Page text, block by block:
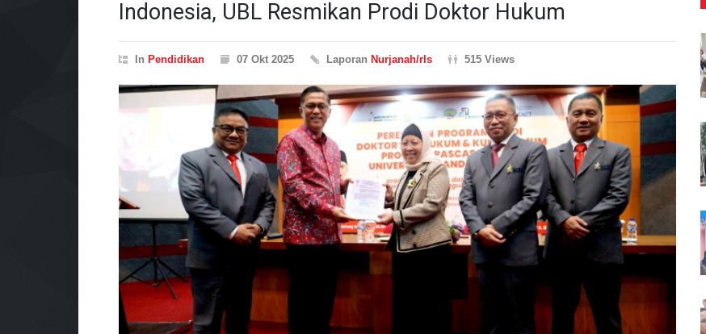
Indonesia, UBL Resmikan Prodi Doktor Hukum
In Pendidikan 07 Okt 2025 Laporan Nurjanah/rls 515 Views